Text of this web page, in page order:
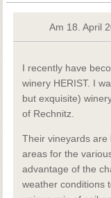
Am 18. April
I recently have
winery HERIST. I
but exquisite)
of Rechnitz.
Their vineyards are
areas for the
advantage of the
weather conditions